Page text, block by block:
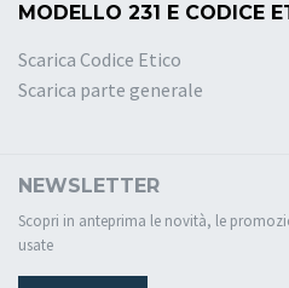
MODELLO 231 E CODICE
Scarica Codice Etico
Scarica parte generale
NEWSLETTER
Scopri in anteprima le novità, le
usate